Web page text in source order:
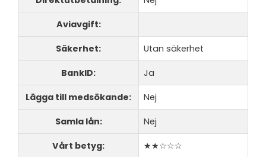
Aviavgift:
Säkerhet: Utan säkerhet
BankID: Ja
Lägga till medsökande: Nej
Samla lån: Nej
Vårt betyg: ★★☆☆☆